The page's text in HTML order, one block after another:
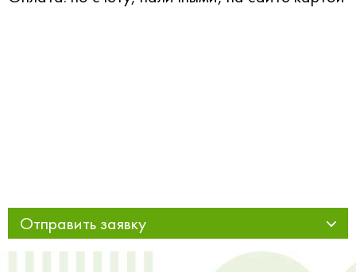
Отправить заявку